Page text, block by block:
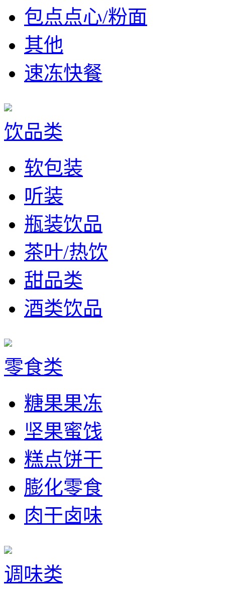
包点点心/粉面
其他
速冻快餐
饮品类
软包装
听装
瓶装饮品
茶叶/热饮
甜品类
酒类饮品
零食类
糖果果冻
坚果蜜饯
糕点饼干
膨化零食
肉干卤味
调味类